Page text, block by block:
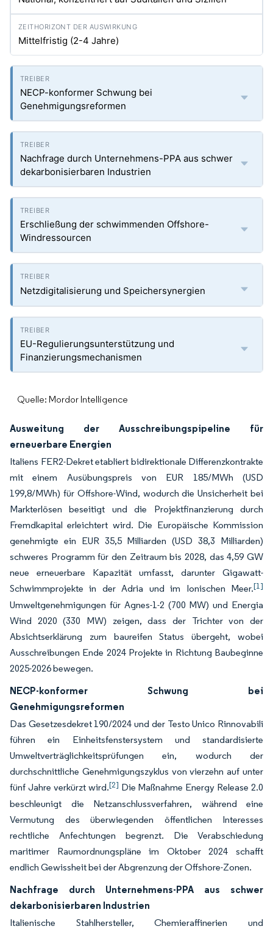
Mittelfristig (2-4 Jahre)
NECP-konformer Schwung bei
Genehmigungsreformen
Nachfrage durch Unternehmens-PPA aus schwer
dekarbonisierbaren Industrien
Erschließung der schwimmenden Offshore-
Windressourcen
Netzdigitalisierung und Speichersynergien
EU-Regulierungsunterstützung und
Finanzierungsmechanismen
Quelle: Mordor Intelligence
Ausweitung der Ausschreibungspipeline für
erneuerbare Energien
Italiens FER2-Dekret etabliert bidirektionale Differenzkontrakte
mit einem Ausübungspreis von EUR 185/MWh (USD
199,8/MWh) für Offshore-Wind, wodurch die Unsicherheit bei
Markterlösen beseitigt und die Projektfinanzierung durch
Fremdkapital erleichtert wird. Die Europäische Kommission
genehmigte ein EUR 35,5 Milliarden (USD 38,3 Milliarden)
schweres Programm für den Zeitraum bis 2028, das 4,59 GW
neue erneuerbare Kapazität umfasst, darunter Gigawatt-
Schwimmprojekte in der Adria und im Ionischen Meer.[1]
Umweltgenehmigungen für Agnes-1-2 (700 MW) und Energia
Wind 2020 (330 MW) zeigen, dass der Trichter von der
Absichtserklärung zum baureifen Status übergeht, wobei
Ausschreibungen Ende 2024 Projekte in Richtung Baubeginne
2025-2026 bewegen.
NECP-konformer Schwung bei
Genehmigungsreformen
Das Gesetzesdekret 190/2024 und der Testo Unico Rinnovabili
führen ein Einheitsfenstersystem und standardisierte
Umweltverträglichkeitsprüfungen ein, wodurch der
durchschnittliche Genehmigungszyklus von vierzehn auf unter
fünf Jahre verkürzt wird.[2] Die Maßnahme Energy Release 2.0
beschleunigt die Netzanschlussverfahren, während eine
Vermutung des überwiegenden öffentlichen Interesses
rechtliche Anfechtungen begrenzt. Die Verabschiedung
maritimer Raumordnungspläne im Oktober 2024 schafft
endlich Gewissheit bei der Abgrenzung der Offshore-Zonen.
Nachfrage durch Unternehmens-PPA aus schwer
dekarbonisierbaren Industrien
Italienische Stahlhersteller, Chemieraffinerien und